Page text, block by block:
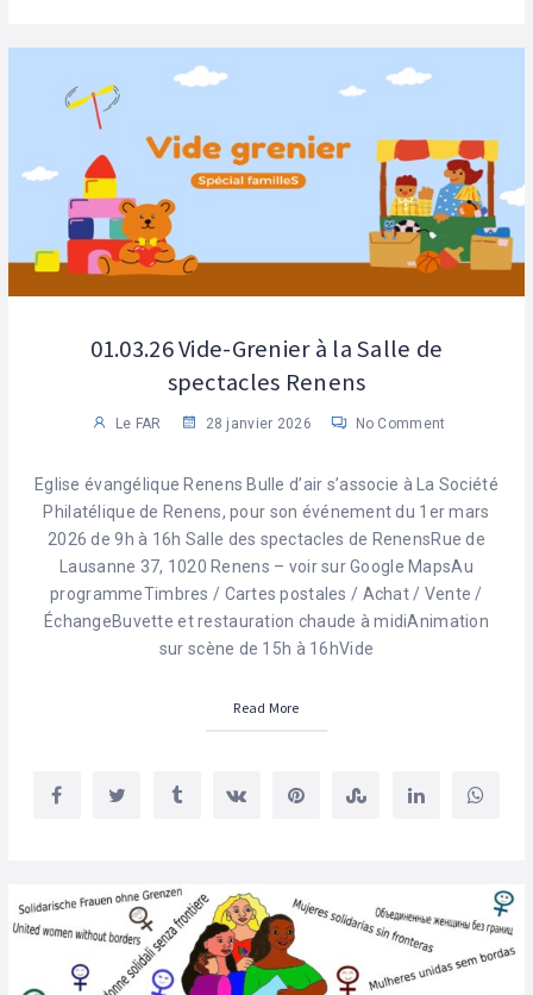
01.03.26 Vide-Grenier à la Salle de
spectacles Renens
Le FAR 28 janvier 2026 No Comment
Eglise évangélique Renens Bulle d’air s’associe à La Société
Philatélique de Renens, pour son événement du 1er mars
2026 de 9h à 16h Salle des spectacles de RenensRue de
Lausanne 37, 1020 Renens – voir sur Google MapsAu
programmeTimbres / Cartes postales / Achat / Vente /
ÉchangeBuvette et restauration chaude à midiAnimation
sur scène de 15h à 16hVide
Read More